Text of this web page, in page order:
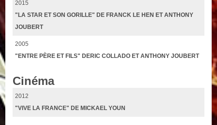
2015
"LA STAR ET SON GORILLE" DE FRANCK LE HEN ET ANTHONY
JOUBERT
2005
"ENTRE PÈRE ET FILS" DERIC COLLADO ET ANTHONY JOUBERT
Cinéma
2012
"VIVE LA FRANCE" DE MICKAEL YOUN